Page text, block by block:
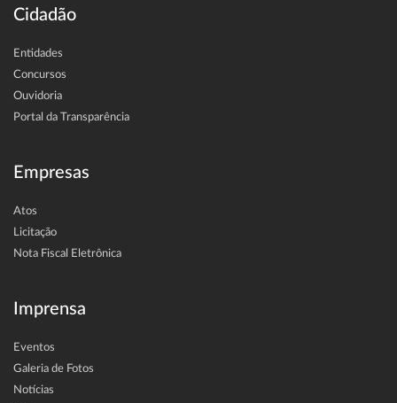
Cidadão
Entidades
Concursos
Ouvidoria
Portal da Transparência
Empresas
Atos
Licitação
Nota Fiscal Eletrônica
Imprensa
Eventos
Galeria de Fotos
Notícias